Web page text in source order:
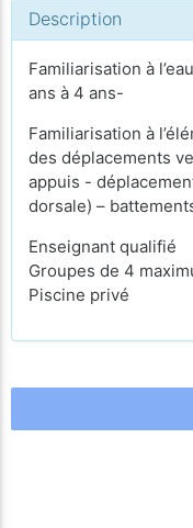
Description
Familiarisation à
ans à 4 ans-
Familiarisation à
des déplacements
appuis -
dorsale) –
Enseignant qualifié
Groupes de 4
Piscine privé